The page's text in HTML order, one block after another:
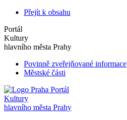
Přejít k obsahu
Portál
Kultury
hlavního města Prahy
Povinně zveřejňované informace
Městské části
Portál
Kultury
hlavního města Prahy